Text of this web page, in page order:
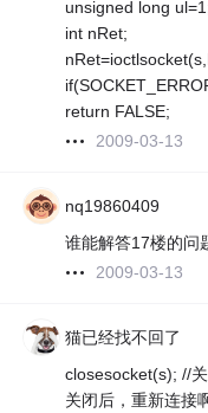
unsigned long
int nRet;
return FALSE;
2009-03-13
nq19860409
谁能解答17楼的问
2009-03-13
猫已经找不回了
closesocket(s); //
关闭后，重新连接